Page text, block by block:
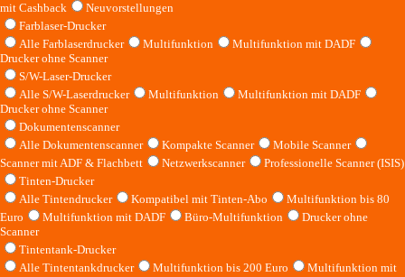
mit Cashback
Neuvorstellungen
Farblaser-Drucker
Alle Farblaserdrucker
Multifunktion
Multifunktion mit DADF
Drucker ohne Scanner
S/W-Laser-Drucker
Alle S/W-Laserdrucker
Multifunktion
Multifunktion mit DADF
Drucker ohne Scanner
Dokumentenscanner
Alle Dokumentenscanner
Kompakte Scanner
Mobile Scanner
Scanner mit ADF & Flachbett
Netzwerkscanner
Professionelle Scanner (ISIS)
Tinten-Drucker
Alle Tintendrucker
Kompatibel mit Tinten-Abo
Multifunktion bis 80
Euro
Multifunktion mit DADF Büro-Multifunktion
Drucker ohne
Scanner
Tintentank-Drucker
Alle Tintentankdrucker
Multifunktion bis 200 Euro
Multifunktion mit